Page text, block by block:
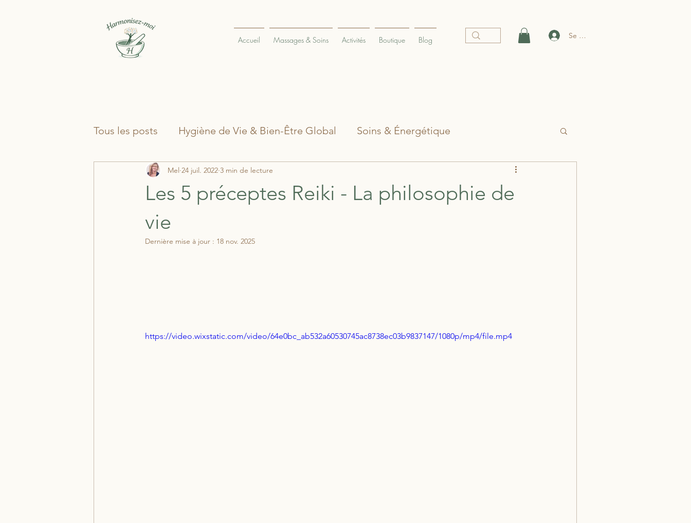
Accueil Massages & Soins Activités Boutique Blog Se connecter
Tous les posts Hygiène de Vie & Bien-Être Global Soins & Énergétique
Chamanisme & Tambour Massages Holistiques
Méditation & Pratiques Intérieures
Les 5 préceptes Reiki - La philosophie de
vie
Mel 24 juil. 2022 3 min de lecture
Dernière mise à jour : 18 nov. 2025
https://video.wixstatic.com/video/64e0bc_ab532a60530745ac8738ec03b9837147/1080p/mp4/file.mp4